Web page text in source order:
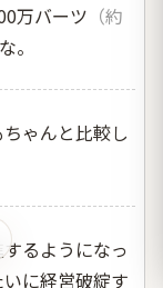
万バーツ （約
。
ゃんと比較し
るようになっ
に経営破綻す